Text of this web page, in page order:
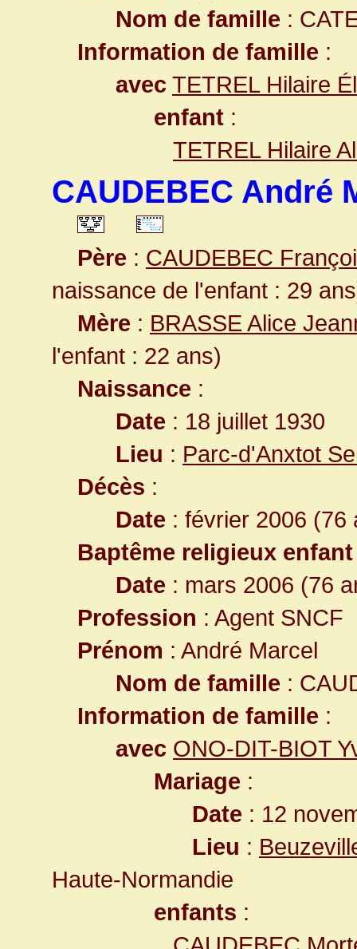
Nom de famille :
Information de famille :
avec TETREL Hilaire
enfant :
TETREL Hilaire
CAUDEBEC André
Père : CAUDEBEC
naissance de l'enfant : 29
Mère : BRASSE Alice
l'enfant : 22 ans)
Naissance :
Date : 18 juillet 1930
Lieu : Parc-d'Anxtot
Décès :
Date : février 2006 (76
Baptême religieux enfant
Date : mars 2006 (76
Profession : Agent SNCF
Prénom : André Marcel
Nom de famille :
Information de famille :
avec ONO-DIT-BIOT
Mariage :
Date : 12
Lieu :
Haute-Normandie
enfants :